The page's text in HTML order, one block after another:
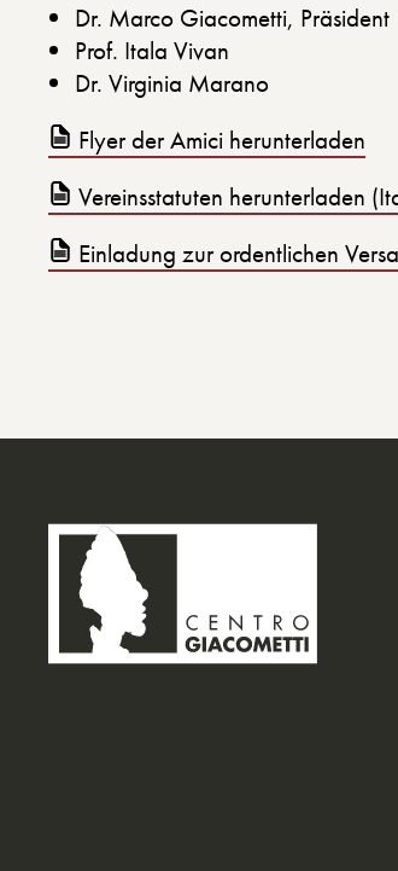
Dr. Marco Giacometti, Präsident
Prof. Itala Vivan
Dr. Virginia Marano
Flyer der Amici herunterladen
Vereinsstatuten herunterladen
Einladung zur ordentlichen